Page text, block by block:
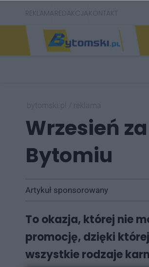
REKLAMAREDAKCJAKONTAKT
Wrzesień
Bytomiu
Artykuł sponsorowany
To okazja, której nie
promocję, dzięki
wszystkie rodzaje